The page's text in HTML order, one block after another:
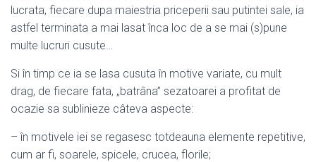
lucrata, fiecare dupa maiestria priceperii sau putintei sale, ia
astfel terminata a mai lasat înca loc de a se mai (s)pune
multe lucruri cusute…
Si în timp ce ia se lasa cusuta în motive variate, cu mult
drag, de fiecare fata, „batrâna” sezatoarei a profitat de
ocazie sa sublinieze câteva aspecte:
– în motivele iei se regasesc totdeauna elemente repetitive,
cum ar fi, soarele, spicele, crucea, florile;